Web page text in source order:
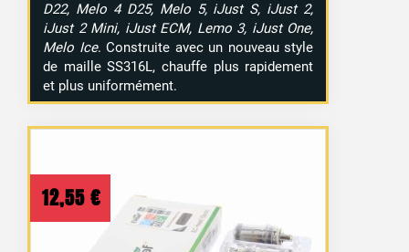
D22, Melo 4 D25, Melo 5, iJust S, iJust 2,
iJust 2 Mini, iJust ECM, Lemo 3, iJust One,
Melo Ice. Construite avec un nouveau style
de maille SS316L, chauffe plus rapidement
et plus uniformément.
12,55 €